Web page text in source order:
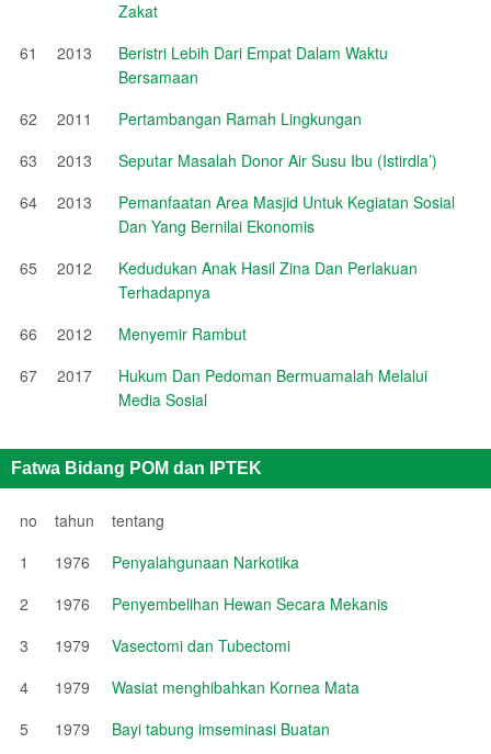
Zakat
61
2013
Beristri Lebih Dari Empat Dalam Waktu
Bersamaan
62
2011
Pertambangan Ramah Lingkungan
63
2013
Seputar Masalah Donor Air Susu Ibu (Istirdla’)
64
2013
Pemanfaatan Area Masjid Untuk Kegiatan Sosial
Dan Yang Bernilai Ekonomis
65
2012
Kedudukan Anak Hasil Zina Dan Perlakuan
Terhadapnya
66
2012
Menyemir Rambut
67
2017
Hukum Dan Pedoman Bermuamalah Melalui
Media Sosial
Fatwa Bidang POM dan IPTEK
no tahun
tentang
1
1976
Penyalahgunaan Narkotika
2
1976
Penyembelihan Hewan Secara Mekanis
3
1979
Vasectomi dan Tubectomi
4
1979
Wasiat menghibahkan Kornea Mata
5
1979
Bayi tabung imseminasi Buatan